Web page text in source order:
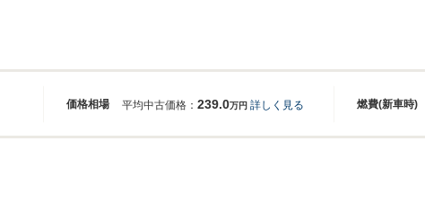
価格相場 燃費(新車時)
平均中古価格： 239.0万円 詳しく見る